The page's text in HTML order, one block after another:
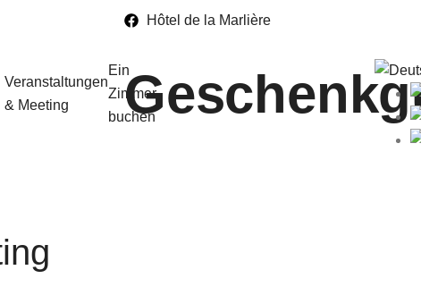
Hôtel de la Marlière
Veranstaltungen
& Meeting
Ein
Zimmer
buchen